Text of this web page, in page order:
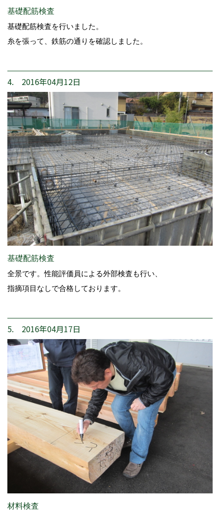
基礎配筋検査
基礎配筋検査を行いました。
糸を張って、鉄筋の通りを確認しました。
4. 2016年04月12日
基礎配筋検査
全景です。性能評価員による外部検査も行い、
指摘項目なしで合格しております。
5. 2016年04月17日
材料検査